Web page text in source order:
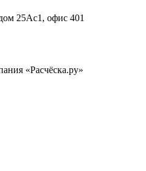
25Аc1, офис 401
«Расчёска.ру»